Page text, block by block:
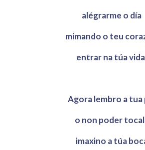
alégrarme o día
mimando o teu
entrar na túa
Agora lembro a tua
o non poder
imaxino a túa